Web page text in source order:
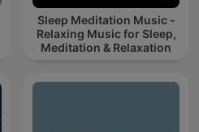
Sleep Meditation Music -
Relaxing Music for Sleep,
Meditation & Relaxation